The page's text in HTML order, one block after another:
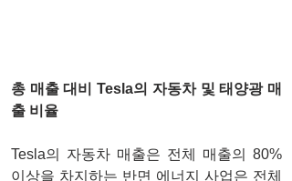
총 매출 대비 Tesla의 자동차 및 태양광 매
출 비율
Tesla의 자동차 매출은 전체 매출의 80%
이상을 차지하는 반면 에너지 사업은 전체